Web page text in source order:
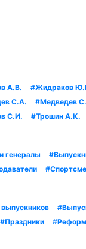
А.В. #Жидраков
С.А. #Медведев
С.И. #Трошин А.К.
генералы
#Праздники